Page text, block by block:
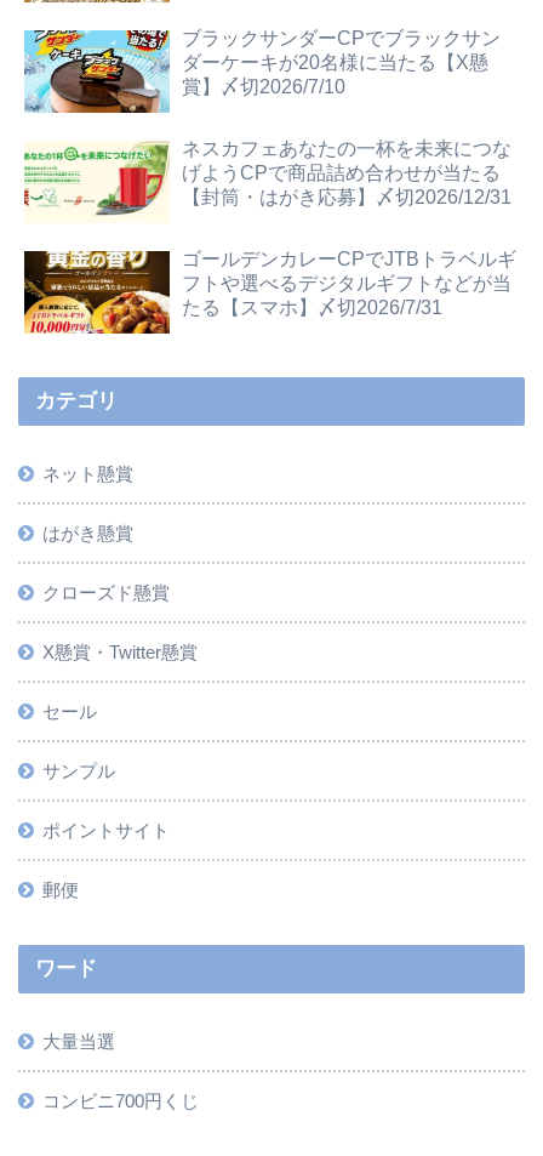
ブラックサンダーCPでブラックサン
ダーケーキが20名様に当たる【X懸
賞】〆切2026/7/10
ネスカフェあなたの一杯を未来につな
げようCPで商品詰め合わせが当たる
【封筒・はがき応募】〆切2026/12/31
ゴールデンカレーCPでJTBトラベルギ
フトや選べるデジタルギフトなどが当
たる【スマホ】〆切2026/7/31
カテゴリ
ネット懸賞
はがき懸賞
クローズド懸賞
X懸賞・Twitter懸賞
セール
サンプル
ポイントサイト
郵便
ワード
大量当選
コンビニ700円くじ